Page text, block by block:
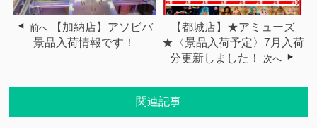
前へ
【加納店】アソビバ
景品入荷情報です！
【都城店】★アミューズ
★〈景品入荷予定〉7月入荷
分更新しました！
次へ
関連記事